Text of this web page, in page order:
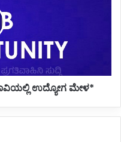
ಉದ್ಯೋಗ ಮೇಳ*